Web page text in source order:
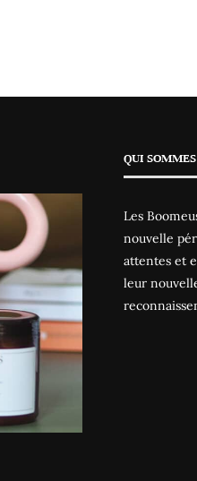
QUI
Les
nouvelle
attentes et
leur